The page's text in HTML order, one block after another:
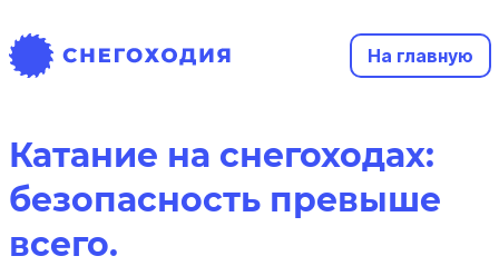
На главную
Катание на снегоходах:
безопасность превыше
всего.